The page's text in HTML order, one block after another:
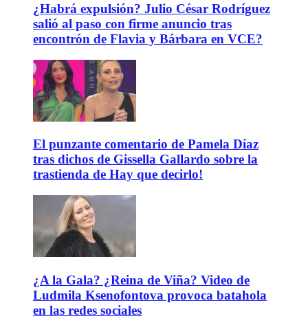
¿Habrá expulsión? Julio César Rodríguez
salió al paso con firme anuncio tras
encontrón de Flavia y Bárbara en VCE?
El punzante comentario de Pamela Díaz
tras dichos de Gissella Gallardo sobre la
trastienda de Hay que decirlo!
¿A la Gala? ¿Reina de Viña? Video de
Ludmila Ksenofontova provoca batahola
en las redes sociales